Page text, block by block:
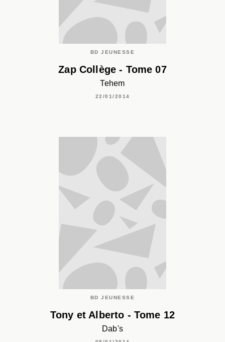
BD JEUNESSE
Zap Collège - Tome 07
Tehem
22/01/2014
BD JEUNESSE
Tony et Alberto - Tome 12
Dab's